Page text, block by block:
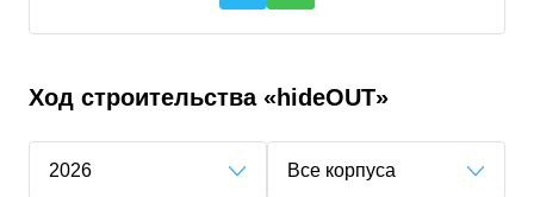
Ход строительства «hideOUT»
2026 Все корпуса